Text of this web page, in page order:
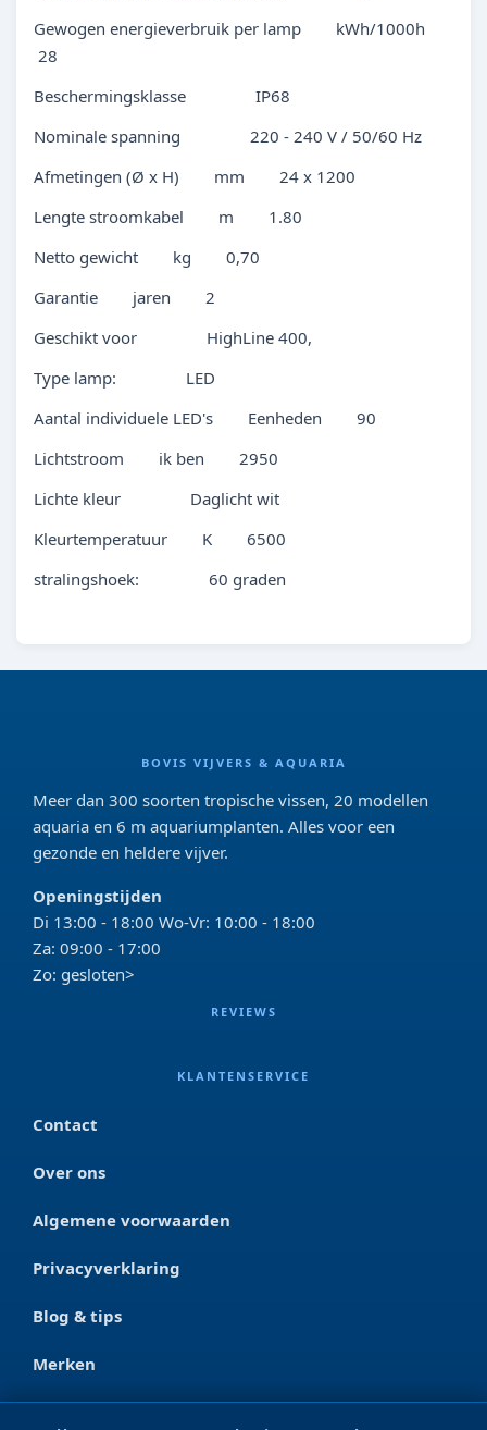
Gewogen energieverbruik per lamp kWh/1000h
28
Beschermingsklasse IP68
Nominale spanning 220 - 240 V / 50/60 Hz
Afmetingen (Ø x H) mm 24 x 1200
Lengte stroomkabel m 1.80
Netto gewicht kg 0,70
Garantie jaren 2
Geschikt voor HighLine 400,
Type lamp: LED
Aantal individuele LED's Eenheden 90
Lichtstroom ik ben 2950
Lichte kleur Daglicht wit
Kleurtemperatuur K 6500
stralingshoek: 60 graden
BOVIS VIJVERS & AQUARIA
Meer dan 300 soorten tropische vissen, 20 modellen
aquaria en 6 m aquariumplanten. Alles voor een
gezonde en heldere vijver.
Openingstijden
Di 13:00 - 18:00 Wo-Vr: 10:00 - 18:00
Za: 09:00 - 17:00
Zo: gesloten>
REVIEWS
KLANTENSERVICE
Contact
Over ons
Algemene voorwaarden
Privacyverklaring
Blog & tips
Merken